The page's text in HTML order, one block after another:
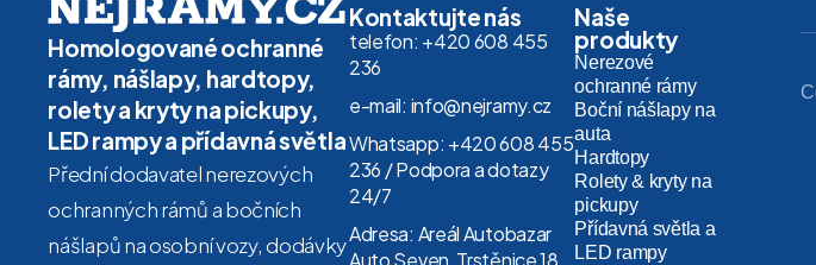
Homologované ochranné
rámy, nášlapy, hardtopy,
rolety a kryty na pickupy,
LED rampy a přídavná světla
Přední dodavatel nerezových
ochranných rámů a bočních
nášlapů na osobní vozy, dodávky
Kontaktujte nás
telefon: +420 608 455
236
e-mail: info@nejramy.cz
Whatsapp: +420 608 455
236 / Podpora a dotazy
24/7
Adresa: Areál Autobazar
Auto Seven, Trstěnice 18,
Naše
produkty
Nerezové
ochranné rámy
Boční nášlapy na
auta
Hardtopy
Rolety & kryty na
pickupy
Přídavná světla a
LED rampy